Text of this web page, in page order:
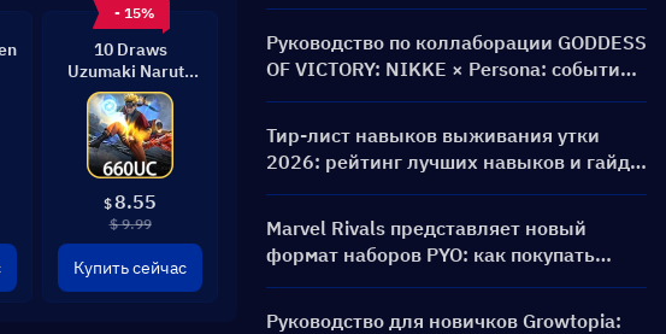
- 15%
10 Draws
Uzumaki Naruto
Gilt
$8.55
$ 9.99
Купить сейчас
Руководство по коллаборации GODDESS
OF VICTORY: NIKKE × Persona: событие
PERSONA ON FRONTLINE, персонажи,
Тир-лист навыков выживания утки
2026: рейтинг лучших навыков и гайд
по сборкам
Marvel Rivals представляет новый
формат наборов PYO: как покупать
выгоднее в обновлении магазина
Руководство для новичков Growtopia: